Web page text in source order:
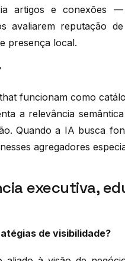
artigos e conexões
avaliarem reputação de
presença local.
funcionam como
a relevância
Quando a IA busca
agregadores
executiva,
de visibilidade?